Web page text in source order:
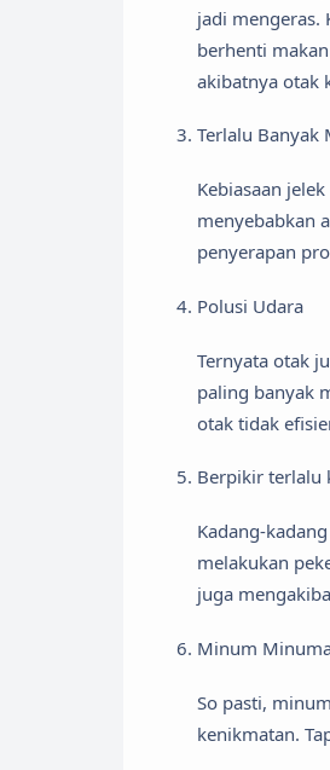
jadi mengeras.
berhenti
akibatnya otak
Terlalu Banyak
Kebiasaan
menyebabkan
penyerapan
Polusi Udara
Ternyata otak
paling banyak
otak tidak
Berpikir terlalu
Kadang-
melakukan
juga
Minum
So pasti,
kenikmatan.